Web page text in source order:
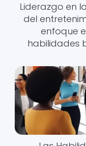
Liderazgo en
del
enfoque
habilidades